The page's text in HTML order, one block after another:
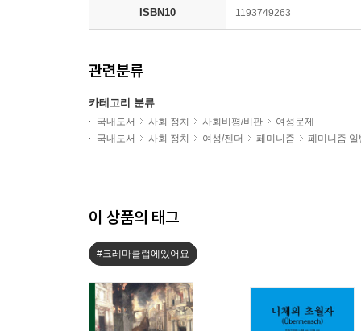
ISBN10 1193749263
관련분류
카테고리 분류
국내도서 사회 정치 사회비평/비판
여성문제
국내도서
사회 정치 여성/젠더 페미니즘 페미니즘 일
이 상품의 태그
#크레마클럽에있어요